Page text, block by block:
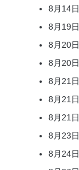
8月14日
8月19日
8月20日
8月20日
8月21日
8月21日
8月21日
8月23日
8月24日